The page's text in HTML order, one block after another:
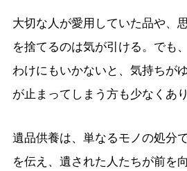
大切な人が愛用していた品や、
を捨てるのは気が引ける。でも
わけにもいかないと、気持ちが
が止まってしまう方も少なくあ
遺品供養は、単なるモノの処分
を伝え、遺された人たちが前を